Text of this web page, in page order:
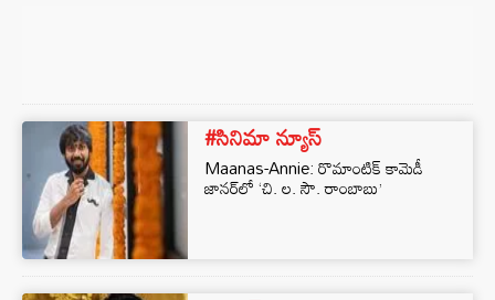
#సినిమా న్యూస్
Maanas-Annie: రొమాంటిక్ కామెడీ
జానర్‌లో ‘చి. ల. సౌ. రాంబాబు’